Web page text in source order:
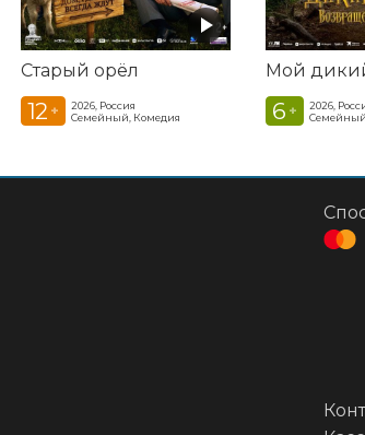
Старый орёл
12 +
2026, Россия
Семейный, Комедия
6 +
2026,